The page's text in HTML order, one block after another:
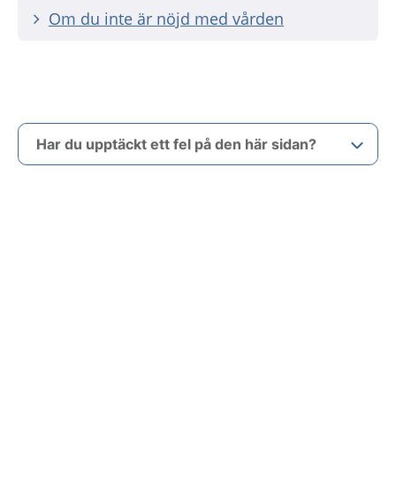
Om du inte är nöjd med vården
Har du upptäckt ett fel på den här sidan?